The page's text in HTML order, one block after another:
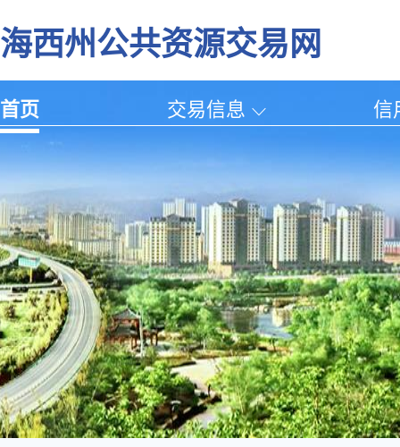
海西州公共资源交易网
首页 交易信息 信